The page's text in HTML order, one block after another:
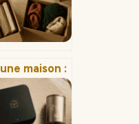
maison :
des 3
les 4
pour